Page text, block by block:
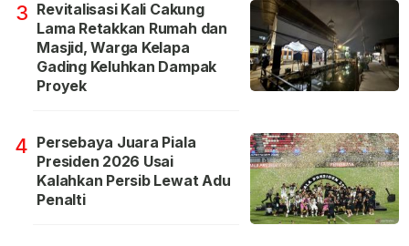
3 Revitalisasi Kali Cakung
Lama Retakkan Rumah dan
Masjid, Warga Kelapa
Gading Keluhkan Dampak
Proyek
4 Persebaya Juara Piala
Presiden 2026 Usai
Kalahkan Persib Lewat Adu
Penalti